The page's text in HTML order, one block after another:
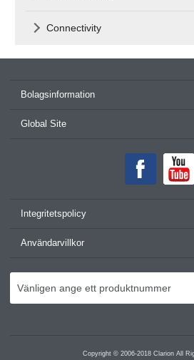
Connectivity
Bolagsinformation
Global Site
Integritetspolicy
Användarvillkor
Copyright © 2006-2018 Clarion All